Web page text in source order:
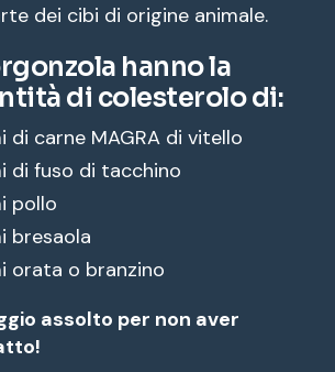
dei cibi di origine animale.
hanno la
di colesterolo di:
di carne MAGRA di vitello
di fuso di tacchino
pollo
bresaola
orata o branzino
assolto per non aver